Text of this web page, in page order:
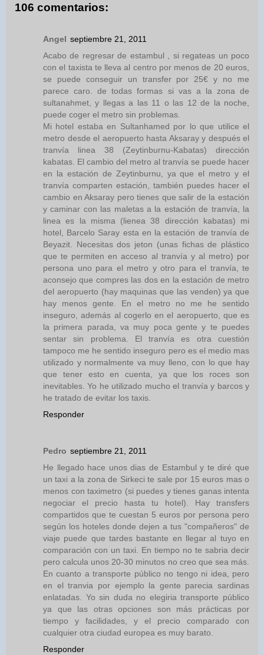
106 comentarios:
Angel septiembre 21, 2011
Acabo de regresar de estambul , si regateas un poco
con el taxista te lleva al centro por menos de 20 euros,
se puede conseguir un transfer por 25€ y no me
parece caro. de todas formas si vas a la zona de
sultanahmet, y llegas a las 11 o las 12 de la noche,
puede coger el metro sin problemas.
Mi hotel estaba en Sultanhamed por lo que utilice el
metro desde el aeropuerto hasta Aksaray y después el
tranvía linea 38 (Zeytinburnu-Kabatas) dirección
kabatas. El cambio del metro al tranvía se puede hacer
en la estación de Zeytinburnu, ya que el metro y el
tranvía comparten estación, también puedes hacer el
cambio en Aksaray pero tienes que salir de la estación
y caminar con las maletas a la estación de tranvía, la
linea es la misma (lienea 38 dirección kabatas) mi
hotel, Barcelo Saray esta en la estación de tranvía de
Beyazit. Necesitas dos jeton (unas fichas de plástico
que te permiten en acceso al tranvía y al metro) por
persona uno para el metro y otro para el tranvía, te
aconsejo que compres las dos en la estación de metro
del aeropuerto (hay maquinas que las venden) ya que
hay menos gente. En el metro no me he sentido
inseguro, además al cogerlo en el aeropuerto, que es
la primera parada, va muy poca gente y te puedes
sentar sin problema. El tranvía es otra cuestión
tampoco me he sentido inseguro pero es el medio mas
utilizado y normalmente va muy lleno, con lo que hay
que tener esto en cuenta, ya que los roces son
inevitables. Yo he utilizado mucho el tranvía y barcos y
he tratado de evitar los taxis.
Responder
Pedro septiembre 21, 2011
He llegado hace unos dias de Estambul y te diré que
un taxi a la zona de Sirkeci te sale por 15 euros mas o
menos con taximetro (si puedes y tienes ganas intenta
negociar el precio hasta tu hotel). Hay transfers
compartidos que te cuestan 5 euros por persona pero
según los hoteles donde dejen a tus "compañeros" de
viaje puede que tardes bastante en llegar al tuyo en
comparación con un taxi. En tiempo no te sabria decir
pero calcula unos 20-30 minutos no creo que sea más.
En cuanto a transporte público no tengo ni idea, pero
en el tranvia por ejemplo la gente parecia sardinas
enlatadas. Yo sin duda no elegiria transporte público
ya que las otras opciones son más prácticas por
tiempo y facilidades, y el precio comparado con
cualquier otra ciudad europea es muy barato.
Responder